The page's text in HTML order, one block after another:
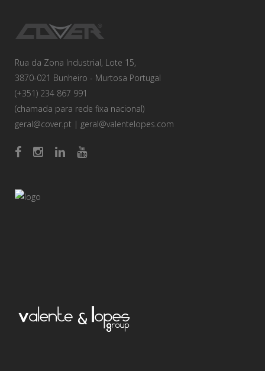
Rua da Zona Industrial, Lote 15,
3870-021 Bunheiro - Murtosa Portugal
(+351) 234 867 991
(chamada para rede fixa nacional)
geral@cover.pt | geral@valentelopes.com